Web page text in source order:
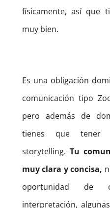
físicamente, así que
muy bien.
Es una obligación
comunicación tipo
pero además de
tienes que tener
storytelling.Tu
muy clara y concisa,
oportunidad de
interpretación,